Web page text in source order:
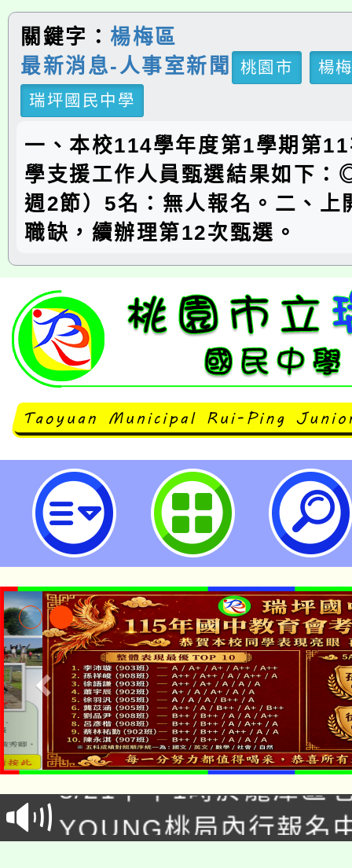
關鍵字： 楊梅區
最新消息-人事室新聞
桃園市
楊
瑞坪國民中學
一、本校114學年度第1學期第
學支援工作人員甄選結果如下
週2節）5名：無人報名。二、上
職缺，續辦理第12次甄選。
公告本校114學年度第1學期第11
援工作人員甄選結果-桃園市立瑞
「本色祭」8/29、30
場熱烈登場!
8/21下午1時於龍潭區
徵才活動。
YOUNG桃局內行報名